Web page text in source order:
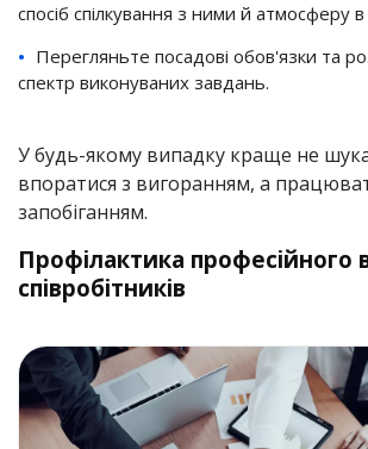
спосіб спілкування з ними й атмосферу в
Перегляньте посадові обов'язки та
спектр виконуваних завдань.
У будь-якому випадку краще не
впоратися з вигоранням, а
запобіганням.
Профілактика професійного
співробітників